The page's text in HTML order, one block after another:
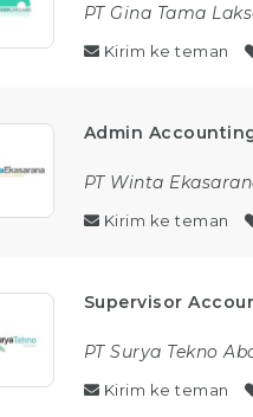
PT Gina Tama
Kirim ke teman
Admin
PT Winta
Kirim ke teman
Supervisor
PT Surya Tekno
Kirim ke teman